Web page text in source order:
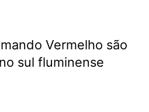
Vermelho são
sul fluminense